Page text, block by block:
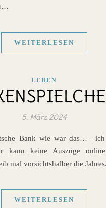
WEITERLESEN
LEBEN
5. März 2024
kann keine Auszüge
mal vorsichtshalber die
WEITERLESEN